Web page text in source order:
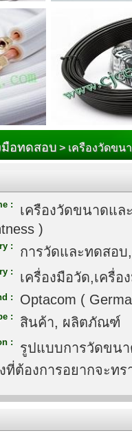
มือทดสอบ > เครืองวัดขน
:
เครืองวัดขนาดแล
)
: การวัดและทดสอ
: เครื่องมือวัด,เครื่อ
: Optacom (
: สินค้า, ผลิตภัณฑ์
:
รูปแบบการวัดขน
ต้องการอยากจะทร